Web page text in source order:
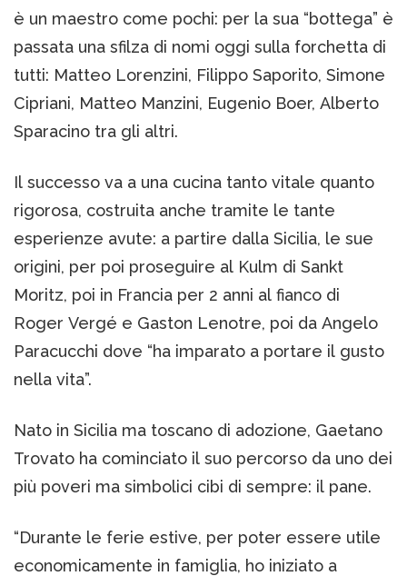
è un maestro come pochi: per la sua “bottega” è
passata una sfilza di nomi oggi sulla forchetta di
tutti: Matteo Lorenzini, Filippo Saporito, Simone
Cipriani, Matteo Manzini, Eugenio Boer, Alberto
Sparacino tra gli altri.
Il successo va a una cucina tanto vitale quanto
rigorosa, costruita anche tramite le tante
esperienze avute: a partire dalla Sicilia, le sue
origini, per poi proseguire al Kulm di Sankt
Moritz, poi in Francia per 2 anni al fianco di
Roger Vergé e Gaston Lenotre, poi da Angelo
Paracucchi dove “ha imparato a portare il gusto
nella vita”.
Nato in Sicilia ma toscano di adozione, Gaetano
Trovato ha cominciato il suo percorso da uno dei
più poveri ma simbolici cibi di sempre: il pane.
“Durante le ferie estive, per poter essere utile
economicamente in famiglia, ho iniziato a